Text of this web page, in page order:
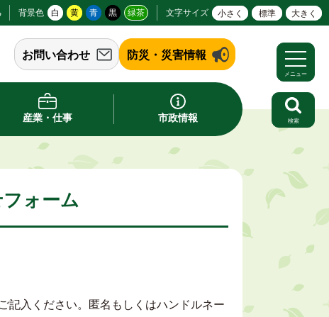
背景色 白 黄 青 黒 緑茶 文字サイズ 小さく 標準 大きく
お問い合わせ 防災・災害情報
産業・仕事 市政情報
メニュー
検索
ォーム
記入ください。匿名もしくはハンドルネー